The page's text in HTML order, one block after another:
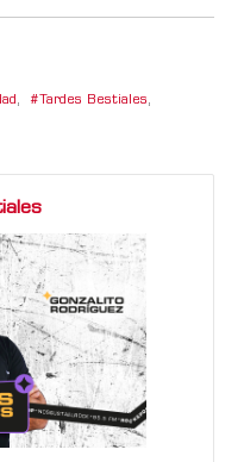
, Tardes Bestiales,